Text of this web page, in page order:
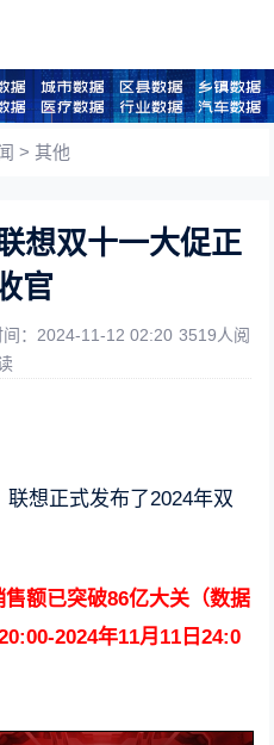
>其他
想双十一大促正
官
间：2024-11-12 02:20 3519人阅
想正式发布了2024年双
售额已突破86亿大关（数据
2024年11月11日24:0